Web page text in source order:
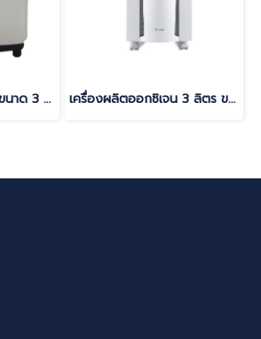
เครื่องผลิตออกซิเจน ขนาด 3 ลิตร ยี่ห้อ YUWELL รุ่น 9F-3BW (มีเสียงพูดภาษาไทย) รับประกัน 15 เดือน เครื่องผลิตออกซิเจน 3 ลิตร ขนาดเล็ก yuwell(copy)